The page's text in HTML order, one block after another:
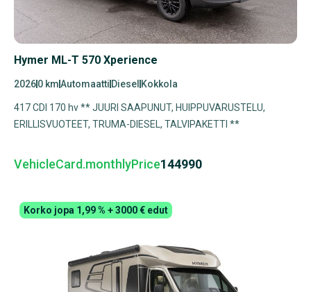
Hymer ML-T 570 Xperience
20260 kmAutomaatti Diesel Kokkola
417 CDI 170 hv ** JUURI SAAPUNUT, HUIPPUVARUSTELU,
ERILLISVUOTEET, TRUMA-DIESEL, TALVIPAKETTI **
VehicleCard.monthlyPrice144990
Korko jopa 1,99 % + 3000 € edut